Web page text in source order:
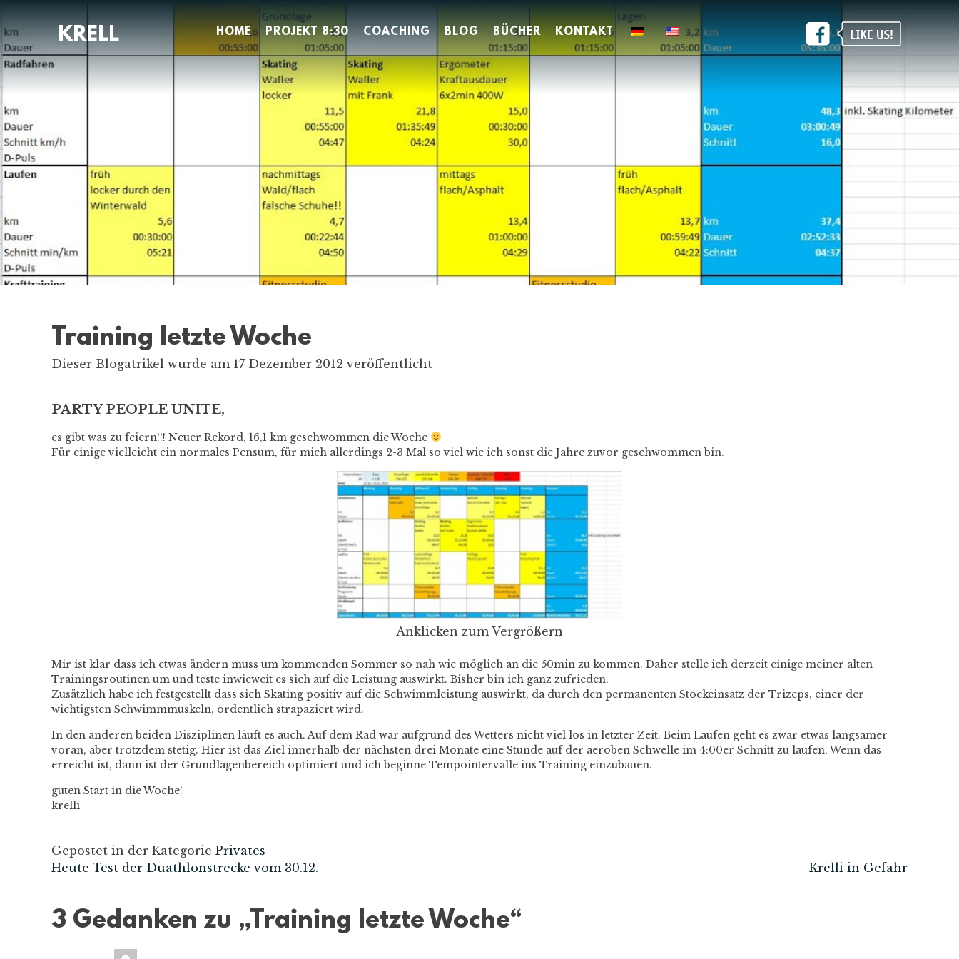
Inhalt
springen
HOME PROJEKT 8:30 COACHING BLOG BÜCHER KONTAKT
Training letzte Woche
Dieser Blogatrikel wurde am 17 Dezember 2012 veröffentlicht
PARTY PEOPLE UNITE,
es gibt was zu feiern!!! Neuer Rekord, 16,1 km geschwommen die Woche
Für einige vielleicht ein normales Pensum, für mich allerdings 2-3 Mal so viel wie ich sonst die Jahre zuvor geschwommen bin.
Anklicken zum Vergrößern
Mir ist klar dass ich etwas ändern muss um kommenden Sommer so nah wie möglich an die 50min zu kommen. Daher stelle ich derzeit einige meiner alten
Trainingsroutinen um und teste inwieweit es sich auf die Leistung auswirkt. Bisher bin ich ganz zufrieden.
Zusätzlich habe ich festgestellt dass sich Skating positiv auf die Schwimmleistung auswirkt, da durch den permanenten Stockeinsatz der Trizeps, einer der
wichtigsten Schwimmmuskeln, ordentlich strapaziert wird.
In den anderen beiden Disziplinen läuft es auch. Auf dem Rad war aufgrund des Wetters nicht viel los in letzter Zeit. Beim Laufen geht es zwar etwas langsamer
voran, aber trotzdem stetig. Hier ist das Ziel innerhalb der nächsten drei Monate eine Stunde auf der aeroben Schwelle im 4:00er Schnitt zu laufen. Wenn das
erreicht ist, dann ist der Grundlagenbereich optimiert und ich beginne Tempointervalle ins Training einzubauen.
guten Start in die Woche!
krelli
Gepostet in der Kategorie Privates
Navigation
Heute Test der Duathlonstrecke vom 30.12. Krelli in Gefahr
3 Gedanken zu „Training letzte Woche“